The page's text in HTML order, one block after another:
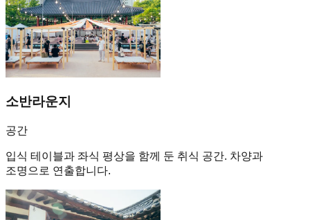
소반라운지
공간
입식 테이블과 좌식 평상을 함께 둔 취식 공간. 차양과
조명으로 연출합니다.